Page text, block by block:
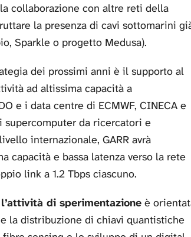
collaborazione con altre reti della
la presenza di cavi sottomarini
Sparkle o progetto Medusa).
dei prossimi anni è il supporto al
ad altissima capacità a
e i data centre di ECMWF, CINECA e
supercomputer da ricercatori e
internazionale, GARR avrà
capacità e bassa latenza verso la rete
link a 1.2 Tbps ciascuno.
l’attività di sperimentazione è
la distribuzione di chiavi quantistiche